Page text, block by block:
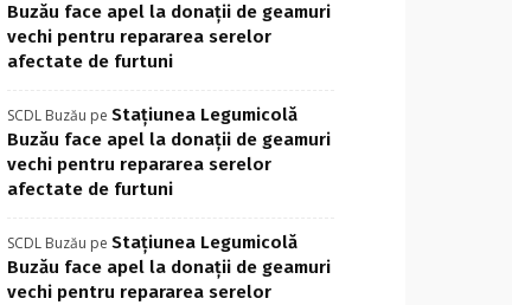
Buzău face apel la donații de geamuri
vechi pentru repararea serelor
afectate de furtuni
SCDL Buzău pe Stațiunea Legumicolă
Buzău face apel la donații de geamuri
vechi pentru repararea serelor
afectate de furtuni
SCDL Buzău pe Stațiunea Legumicolă
Buzău face apel la donații de geamuri
vechi pentru repararea serelor